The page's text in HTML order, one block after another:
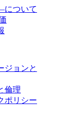
について
ジョンと
倫理
ポリシー